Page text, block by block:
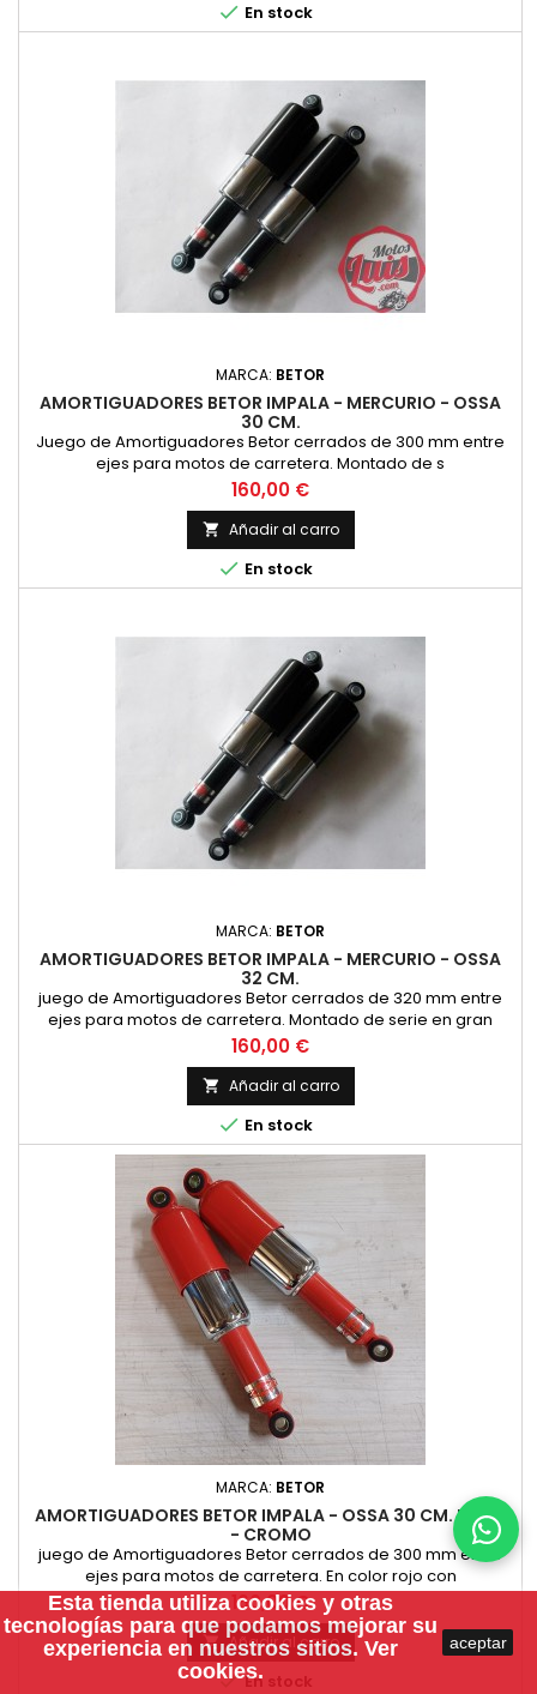
 En stock
MARCA: BETOR
AMORTIGUADORES BETOR IMPALA - MERCURIO - OSSA
30 CM.
Juego de Amortiguadores Betor cerrados de 300 mm entre
ejes para motos de carretera. Montado de s
Precio
160,00 €
 Añadir al carro
 En stock
MARCA: BETOR
AMORTIGUADORES BETOR IMPALA - MERCURIO - OSSA
32 CM.
juego de Amortiguadores Betor cerrados de 320 mm entre
ejes para motos de carretera. Montado de serie en gran
cantidad de motos nacionales, como por ejemplo en
Sanglas. NUEVOS. PRECIO PAREJA
Precio
160,00 €
 Añadir al carro
 En stock
MARCA: BETOR
AMORTIGUADORES BETOR IMPALA - OSSA 30 CM. ROJO
- CROMO
juego de Amortiguadores Betor cerrados de 300 mm entre
ejes para motos de carretera. En color rojo con
guardapolvos inferior cromado. Montado de serie en gran
cantidad de motos nacionales, Montesa Impala, OSSA 160, 175
y otras. NUEVOS. PRECIO PAREJA
Precio
160,00 €
 Añadir al carro
En stock
Esta tienda utiliza cookies y otras
tecnologías para que podamos mejorar su
experiencia en nuestros sitios. Ver
cookies.
aceptar